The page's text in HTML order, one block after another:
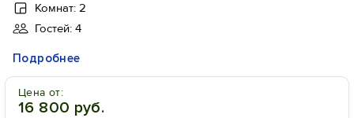
Комнат: 2
Гостей: 4
Подробнее
Цена от:
16 800 руб.